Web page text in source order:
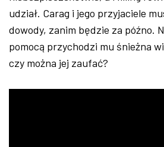
udział. Carag i jego przyjaciele
dowody, zanim będzie za późno.
pomocą przychodzi mu śnieżna
czy można jej zaufać?